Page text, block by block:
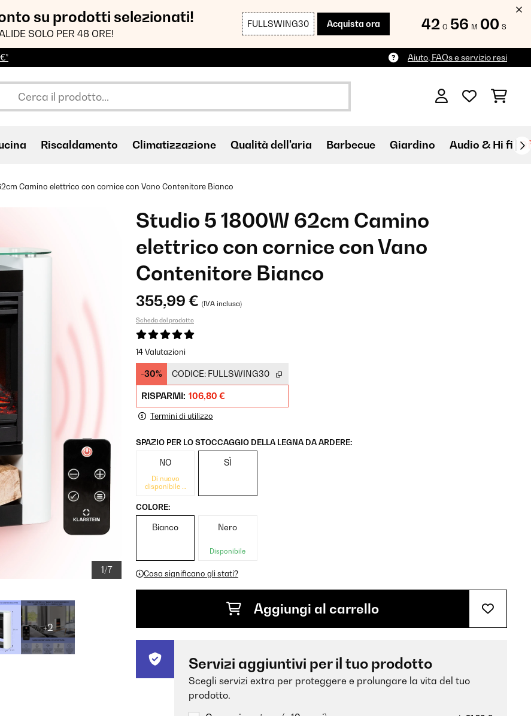
su prodotti selezionati!
SOLO PER 48 ORE!
FULLSWING30 Acquista ora 42 O 55 M 58 S
Aiuto, FAQs e servizio resi
Riscaldamento Climatizzazione Qualità dell'aria Barbecue Giardino Audio & Hi fi
Camino elettrico con cornice con Vano Contenitore Bianco
1/7
+2
Studio 5 1800W 62cm Camino
elettrico con cornice con Vano
Contenitore Bianco
355,99 € (IVA inclusa)
Scheda del prodotto
14 Valutazioni
-30% CODICE: FULLSWING30
RISPARMI: 106,80 €
Termini di utilizzo
SPAZIO PER LO STOCCAGGIO DELLA LEGNA DA ARDERE:
NO
Di nuovo
disponibile a
SÌ
COLORE:
Bianco Nero
Disponibile
Cosa significano gli stati?
Aggiungi al carrello
Servizi aggiuntivi per il tuo prodotto
Scegli servizi extra per proteggere e prolungare la vita del tuo
prodotto.